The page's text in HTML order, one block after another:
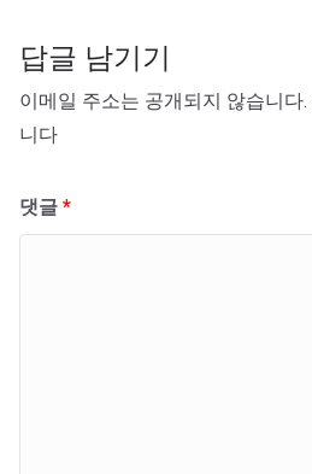
답글 남기기
이메일 주소는 공개되지 않습니다.
니다
댓글 *